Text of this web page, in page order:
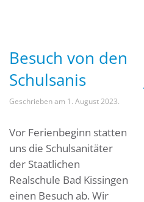
Besuch von den
Schulsanis
Geschrieben am 1. August 2023.
Vor Ferienbeginn statten
uns die Schulsanitäter
der Staatlichen
Realschule Bad Kissingen
einen Besuch ab. Wir